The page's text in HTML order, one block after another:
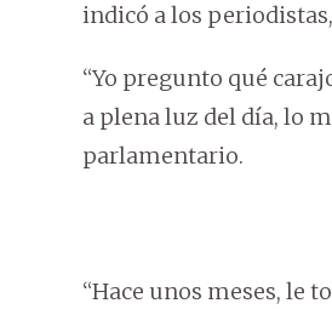
indicó a los
“Yo pregunto qué
a plena luz del día, lo
parlamentario.
“Hace unos meses, le